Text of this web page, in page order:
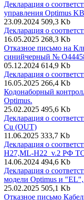
Декларация о
управления Optimus
23.09.2024 509,3 Kb
Декларация о
16.05.2025 268,3 Kb
Отказное письмо на
синийчерный №
05.12.2024 614,9 Kb
Декларация о
16.05.2025 266,4 Kb
Кодонаборный
Optimus.
25.02.2025 495,6 Kb
Декларация о
Cu (OUT)
11.06.2025 333,7 Kb
Декларация о
H27,ML-H22_v.2 РФ
14.06.2024 494,6 Kb
Декларация о
модели Optimus и
25.02.2025 505,1 Kb
Отказное письмо